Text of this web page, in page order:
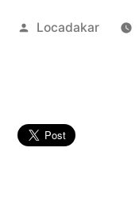
Publié
Locadakar